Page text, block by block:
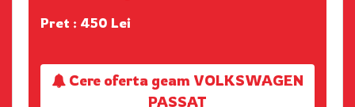
Pret : 450 Lei
Cere oferta geam VOLKSWAGEN
PASSAT